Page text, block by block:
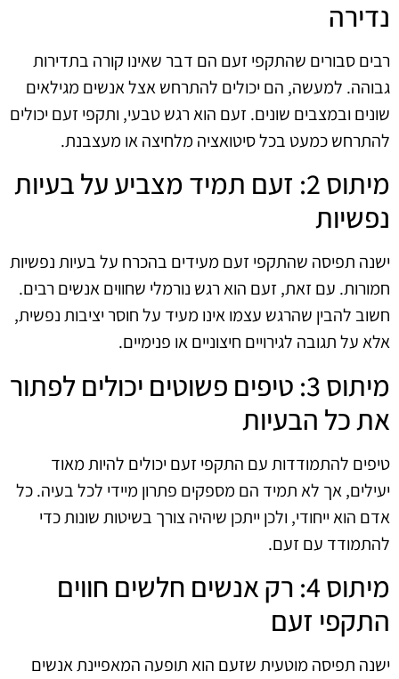
נדירה
רבים סבורים שהתקפי זעם הם דבר שאינו קורה בתדירות
גבוהה. למעשה, הם יכולים להתרחש אצל אנשים מגילאים
שונים ובמצבים שונים. זעם הוא רגש טבעי, ותקפי זעם יכולים
להתרחש כמעט בכל סיטואציה מלחיצה או מעצבנת.
מיתוס 2: זעם תמיד מצביע על בעיות
נפשיות
ישנה תפיסה שהתקפי זעם מעידים בהכרח על בעיות נפשיות
חמורות. עם זאת, זעם הוא רגש נורמלי שחווים אנשים רבים.
חשוב להבין שהרגש עצמו אינו מעיד על חוסר יציבות נפשית,
אלא על תגובה לגירויים חיצוניים או פנימיים.
מיתוס 3: טיפים פשוטים יכולים לפתור
את כל הבעיות
טיפים להתמודדות עם התקפי זעם יכולים להיות מאוד
יעילים, אך לא תמיד הם מספקים פתרון מיידי לכל בעיה. כל
אדם הוא ייחודי, ולכן ייתכן שיהיה צורך בשיטות שונות כדי
להתמודד עם זעם.
מיתוס 4: רק אנשים חלשים חווים
התקפי זעם
ישנה תפיסה מוטעית שזעם הוא תופעה המאפיינת אנשים